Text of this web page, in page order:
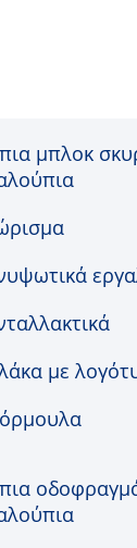
μπλοκ
με